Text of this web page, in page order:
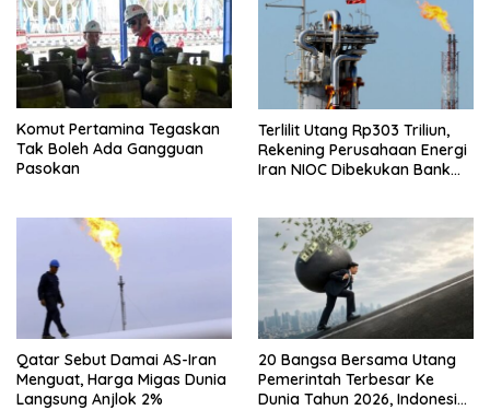
Komut Pertamina Tegaskan
Tak Boleh Ada Gangguan
Pasokan
Terlilit Utang Rp303 Triliun,
Rekening Perusahaan Energi
Iran NIOC Dibekukan Bank
Qatar Sebut Damai AS-Iran
Menguat, Harga Migas Dunia
Langsung Anjlok 2%
20 Bangsa Bersama Utang
Pemerintah Terbesar Ke
Dunia Tahun 2026, Indonesia